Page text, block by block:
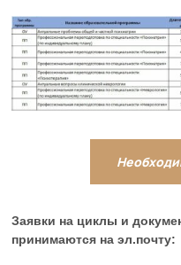
Заявки на циклы и
принимаются на эл.почту: